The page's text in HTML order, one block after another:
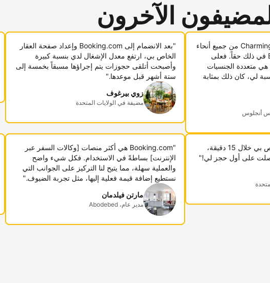
الآخرون
"يأتي المسافرون إلى Charming Lofts من جميع أنحاء
العالم، وتساعد Booking.com في ذلك حقاً. فعلى
متعددة الجنسيات
لي، كان ذلك بمثابة
"بعد الانضمام إلى Booking.com وإعداد صفحة العقار
الخاص بي، ارتفع معدل الإشغال لدي بنسبة كبيرة
وأصبحت أتلقى حجوزات يتم إجراؤها مسبقاً بخمسة إلى
ستة أشهر قبل موعدها."
زوي بيرغوف
مضيفة في الولايات المتحدة
"تمكنت من إدراج العقار الخاص بي خلال 15 دقيقة،
على أول حجز لي!"
"Booking.com هي أكثر منصات [وكالات السفر عبر
الإنترنت] بساطةً في الاستخدام. فكل شيء واضح
والعملية سهلة، مما يتيح لنا التركيز على الجوانب التي
نستطيع إضافة قيمة فعلية إليها، مثل تجربة الضيوف."
مارتن فيلدمان
مدير عام، Abodebed